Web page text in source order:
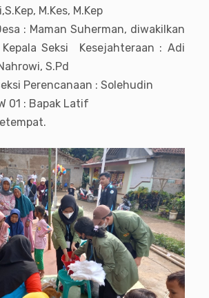
M.Kes, M.Kep
: Maman Suherman, diwakilkan
Seksi Kesejahteraan : Adi
S.Pd
Perencanaan : Solehudin
01 : Bapak Latif